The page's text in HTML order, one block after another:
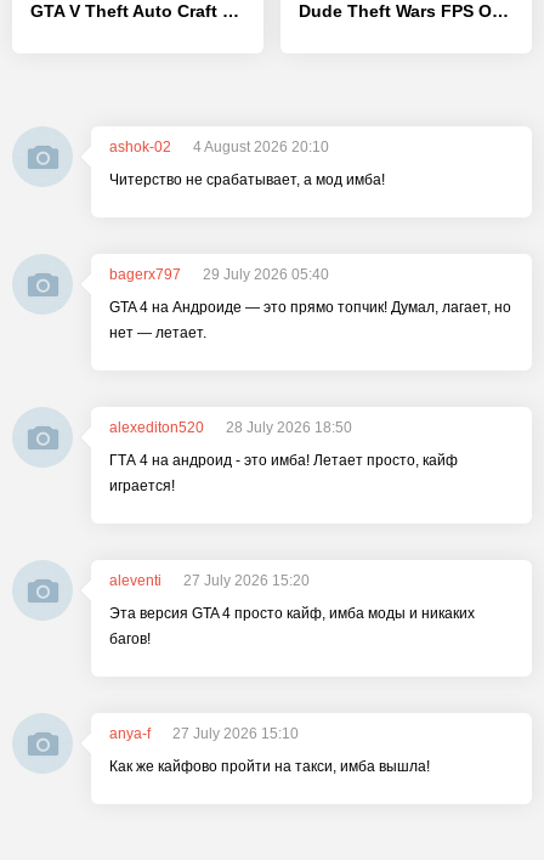
GTA V Theft Auto Craft MCPE Dude Theft Wars FPS Open world
ashok-02
4 August 2026 20:10
Читерство не срабатывает, а мод имба!
bagerx797
29 July 2026 05:40
GTA 4 на Андроиде — это прямо топчик! Думал, лагает, но
нет — летает.
alexediton520
28 July 2026 18:50
ГТА 4 на андроид - это имба! Летает просто, кайф
играется!
aleventi
27 July 2026 15:20
Эта версия GTA 4 просто кайф, имба моды и никаких
багов!
anya-f
27 July 2026 15:10
Как же кайфово пройти на такси, имба вышла!